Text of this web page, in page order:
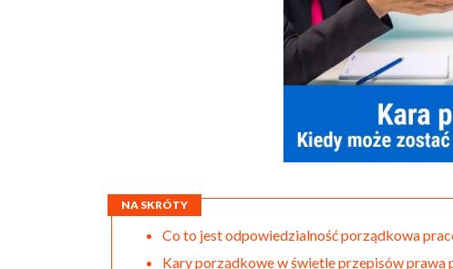
NA SKRÓTY
Co to jest odpowiedzialność porządkowa
Kary porządkowe w świetle przepisów prawa